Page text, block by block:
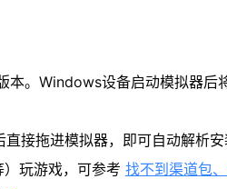
。Windows设备启动模拟器后
接拖进模拟器，即可自动解析安
玩游戏，可参考 找不到渠道包